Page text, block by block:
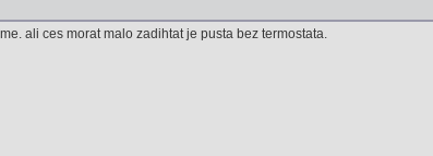
ali ces morat malo zadihtat je pusta bez termostata.